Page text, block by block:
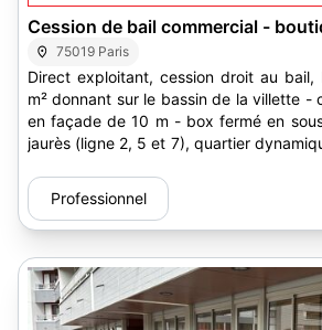
Cession de bail commercial -
75019 Paris
Direct exploitant, cession droit au
m² donnant sur le bassin de la villette -
en façade de 10 m - box fermé en
jaurès (ligne 2, 5 et 7), quartier
Professionnel